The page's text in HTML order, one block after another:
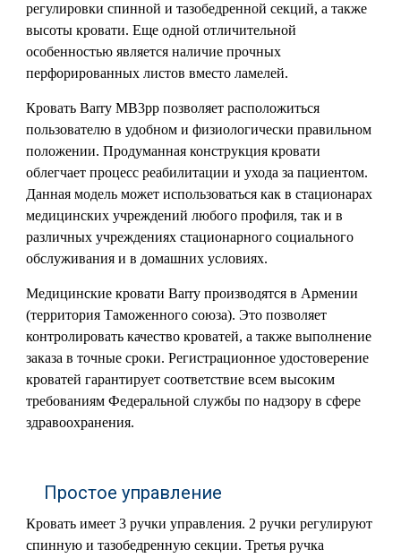
регулировки спинной и тазобедренной секций, а также
высоты кровати. Еще одной отличительной
особенностью является наличие прочных
перфорированных листов вместо ламелей.
Кровать Barry MB3pp позволяет расположиться
пользователю в удобном и физиологически правильном
положении. Продуманная конструкция кровати
облегчает процесс реабилитации и ухода за пациентом.
Данная модель может использоваться как в стационарах
медицинских учреждений любого профиля, так и в
различных учреждениях стационарного социального
обслуживания и в домашних условиях.
Медицинские кровати Barry производятся в Армении
(территория Таможенного союза). Это позволяет
контролировать качество кроватей, а также выполнение
заказа в точные сроки. Регистрационное удостоверение
кроватей гарантирует соответствие всем высоким
требованиям Федеральной службы по надзору в сфере
здравоохранения.
Простое управление
Кровать имеет 3 ручки управления. 2 ручки регулируют
спинную и тазобедренную секции. Третья ручка